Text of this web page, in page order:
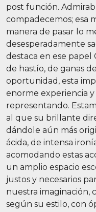
post función.
compadecemos; esa
manera de pasar lo
desesperadamente
destaca en ese papel
de hastío, de ganas
oportunidad, esta
enorme experiencia
representando.
al que su brillante
dándole aún más
ácida, de intensa
acomodando estas
un amplio espacio
justos y necesarios
nuestra imaginación,
según su estilo, con